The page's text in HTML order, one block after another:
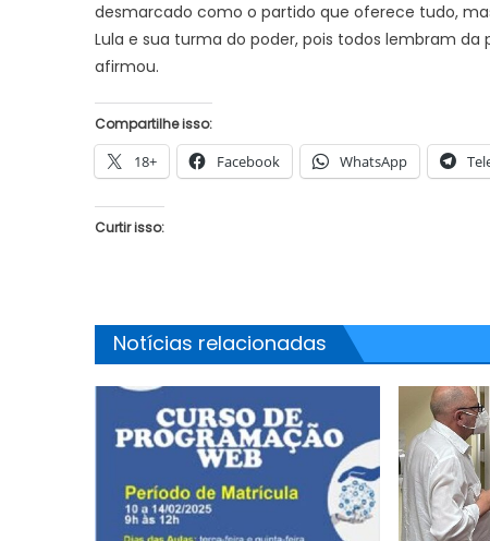
desmarcado como o partido que oferece tudo,
Lula e sua turma do poder, pois todos lembram da
afirmou.
Compartilhe isso:
18+ Facebook WhatsApp
Curtir isso:
Notícias relacionadas
JUAZEIRO
Protegido: Eleições 2026: Quem está
pagando ao blogueiro para difamar
Juvenilson Passos? Fogo amigo?
vítima na